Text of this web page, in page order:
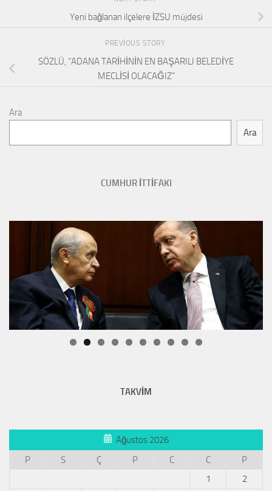
Yeni bağlanan ilçelere İZSU müjdesi
PREVIOUS STORY
SÖZLÜ, “ADANA TARİHİNİN EN BAŞARILI BELEDİYE
MECLİSİ OLACAĞIZ”
Ara
Ara
CUMHUR İTTİFAKI
TAKVİM
Ağustos 2026
P
S Ç P C C
P
1
2